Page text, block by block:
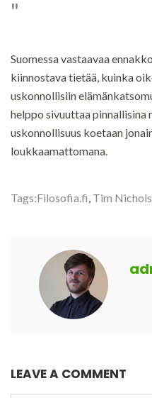
Suomessa vastaavaa
kiinnostava tietää, kuinka
uskonnollisiin
helppo sivuuttaa pinnallisina
uskonnollisuus koetaan
loukkaamattomana.
Tags:Filosofia.fi, Tim
LEAVE A COMMENT